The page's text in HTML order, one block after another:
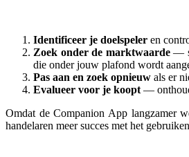
Identificeer je doelspeler en
Zoek onder de marktwaarde—
die onder jouw plafond wordt
Pas aan en zoek opnieuw als er
Evalueer voor je koopt— onthoud
Omdat de Companion App langzamer
handelaren meer succes met het